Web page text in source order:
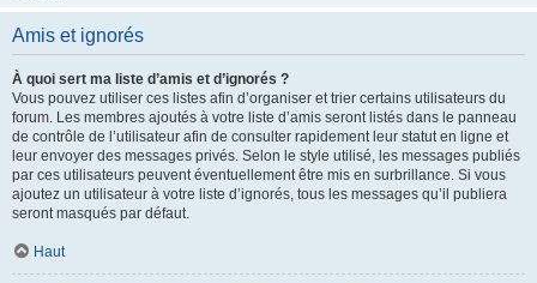
Amis et ignorés
À quoi sert ma liste d’amis et d’ignorés ?
Vous pouvez utiliser ces listes afin d’organiser et trier certains utilisateurs du
forum. Les membres ajoutés à votre liste d’amis seront listés dans le panneau
de contrôle de l’utilisateur afin de consulter rapidement leur statut en ligne et
leur envoyer des messages privés. Selon le style utilisé, les messages publiés
par ces utilisateurs peuvent éventuellement être mis en surbrillance. Si vous
ajoutez un utilisateur à votre liste d’ignorés, tous les messages qu’il publiera
seront masqués par défaut.
Haut